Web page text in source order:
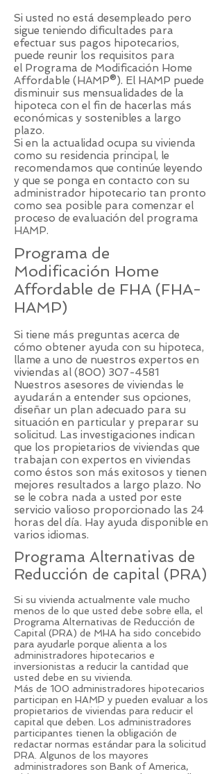
Si usted no está desempleado pero
sigue teniendo dificultades para
efectuar sus pagos hipotecarios,
puede reunir los requisitos para
el Programa de Modificación Home
Affordable (HAMP®). El HAMP puede
disminuir sus mensualidades de la
hipoteca ​con el fin de hacerlas más
económicas y sostenibles a largo
plazo.
Si en la actualidad ocupa su vivienda
como su residencia principal, le
recomendamos que continúe leyendo
y que se ponga en contacto con su
administrador hipotecario tan pronto
como sea posible para comenzar el
proceso de evaluación del programa
HAMP.
Programa de
Modificación Home
Affordable de FHA (FHA-
HAMP)
Si tiene más preguntas acerca de
cómo obtener ayuda con su hipoteca,
llame a uno de nuestros expertos en
viviendas al (800) 307-4581
Nuestros asesores de viviendas le
ayudarán a entender sus opciones,
diseñar un plan adecuado para su
situación en particular y preparar su
solicitud. Las investigaciones indican
que los propietarios de viviendas que
trabajan con expertos en viviendas
como éstos son más exitosos y tienen
mejores resultados a largo plazo. No
se le cobra nada a usted por este
servicio valioso proporcionado las 24
horas del día. Hay ayuda disponible en
varios idiomas.
Programa Alternativas de
Reducción de capital (PRA)
Si su vivienda actualmente vale mucho
menos de lo que usted debe sobre ella, el
Programa Alternativas de Reducción de
Capital (PRA) de MHA ha sido concebido
para ayudarle porque alienta a los
administradores hipotecarios e
inversionistas a reducir la cantidad que
usted debe en su vivienda.
Más de 100 administradores hipotecarios
participan en HAMP y pueden evaluar a los
propietarios de viviendas para reducir el
capital que deben. Los administradores
participantes tienen la obligación de
redactar normas estándar para la solicitud
PRA. Algunos de los mayores
administradores son Bank of America,